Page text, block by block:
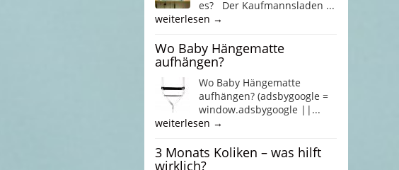
es? Der Kaufmannsladen ...
weiterlesen →
Wo Baby Hängematte
aufhängen?
Wo Baby Hängematte
aufhängen? (adsbygoogle =
window.adsbygoogle ||...
weiterlesen →
3 Monats Koliken – was hilft
wirklich?